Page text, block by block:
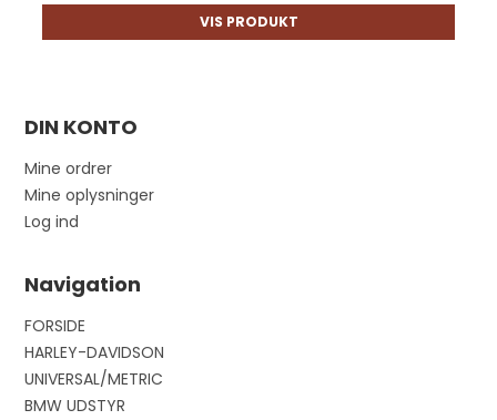
VIS PRODUKT
DIN KONTO
Mine ordrer
Mine oplysninger
Log ind
Navigation
FORSIDE
HARLEY-DAVIDSON
UNIVERSAL/METRIC
BMW UDSTYR